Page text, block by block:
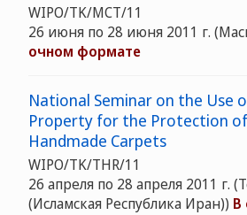
WIPO/TK/MCT/11
26 июня по 28 июня 2011 г.
очном формате
National Seminar on the Use
Property for the Protection
Handmade Carpets
WIPO/TK/THR/11
26 апреля по 28 апреля 2011 г.
(Исламская Республика Иран)) В